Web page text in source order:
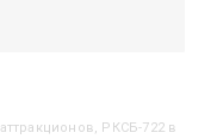
РКСБ-722 в